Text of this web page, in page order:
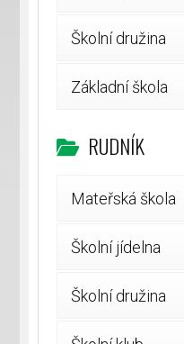
Školní družina
Základní škola
RUDNÍK
Mateřská škola
Školní jídelna
Školní družina